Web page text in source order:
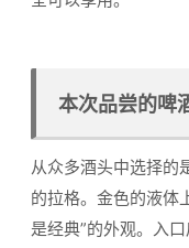
本次品尝的啤
从众多酒头中选择的
的拉格。金色的液体
是经典”的外观。入